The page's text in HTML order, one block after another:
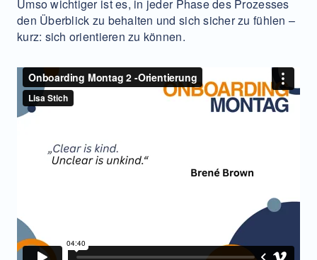
Umso wichtiger ist es, in jeder Phase des Prozesses
den Überblick zu behalten und sich sicher zu fühlen –
kurz: sich orientieren zu können.